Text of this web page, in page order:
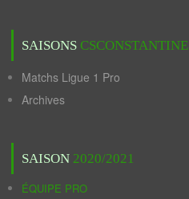
SAISONS CSCONSTANTINE
Matchs Ligue 1 Pro
Archives
SAISON 2020/2021
ÉQUIPE PRO